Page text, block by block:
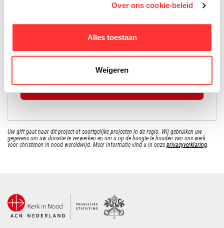
Over ons cookie-beleid
Alles toestaan
Weigeren
creditcard. Betalingen worden afgehandeld door
betalingsprovider "Mollie".
ik doneer eenmalig 50
Uw gift gaat naar dit project of soortgelijke projecten in de regio. Wij gebruiken uw
gegevens om uw donatie te verwerken en om u op de hoogte te houden van ons werk
voor christenen in nood wereldwijd. Meer informatie vind u in onze privacyverklaring.